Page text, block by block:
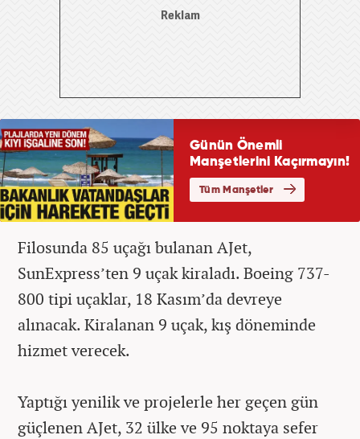
Filosunda 85 uçağı bulanan AJet,
SunExpress’ten 9 uçak kiraladı. Boeing 737-
800 tipi uçaklar, 18 Kasım’da devreye
alınacak. Kiralanan 9 uçak, kış döneminde
hizmet verecek.
Yaptığı yenilik ve projelerle her geçen gün
güçlenen AJet, 32 ülke ve 95 noktaya sefer